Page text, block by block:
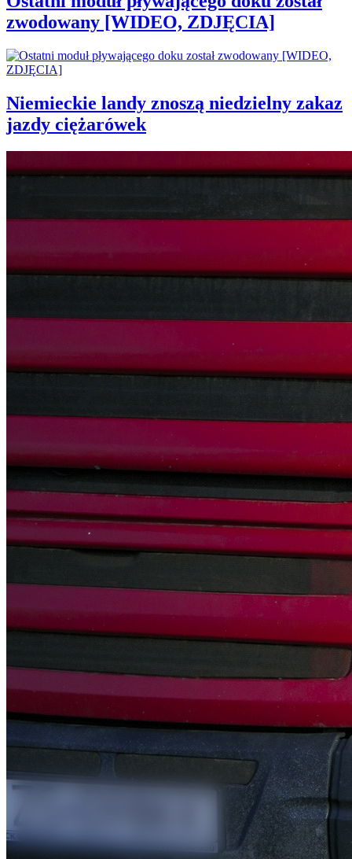
zwodowany [WIDEO, ZDJĘCIA]
Niemieckie landy znoszą niedzielny zakaz
jazdy ciężarówek